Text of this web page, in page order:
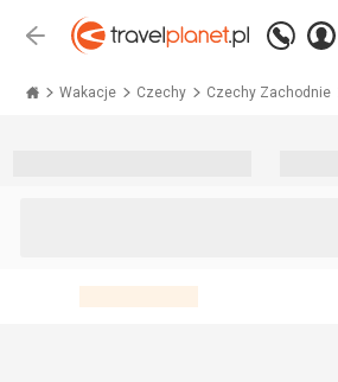
Wstecz
+48
Wakacje Czechy Czechy Zachodnie